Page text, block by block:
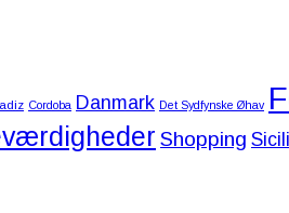
Cordoba Danmark Det Sydfynske Øhav
Shopping